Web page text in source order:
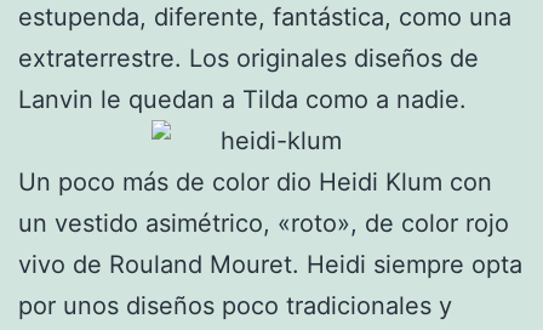
estupenda, diferente, fantástica, como una
extraterrestre. Los originales diseños de
Lanvin le quedan a Tilda como a nadie.
Un poco más de color dio Heidi Klum con
un vestido asimétrico, «roto», de color rojo
vivo de Rouland Mouret. Heidi siempre opta
por unos diseños poco tradicionales y